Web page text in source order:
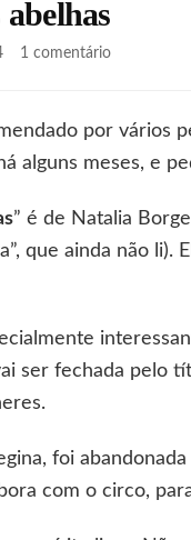
1 comentárioem
das
por vários
alguns meses, e
” é de Natalia
que ainda não
ser fechada pelo
foi
com o circo,